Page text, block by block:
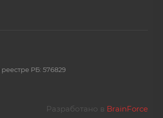
РБ: 576829
Разработано в BrainForce